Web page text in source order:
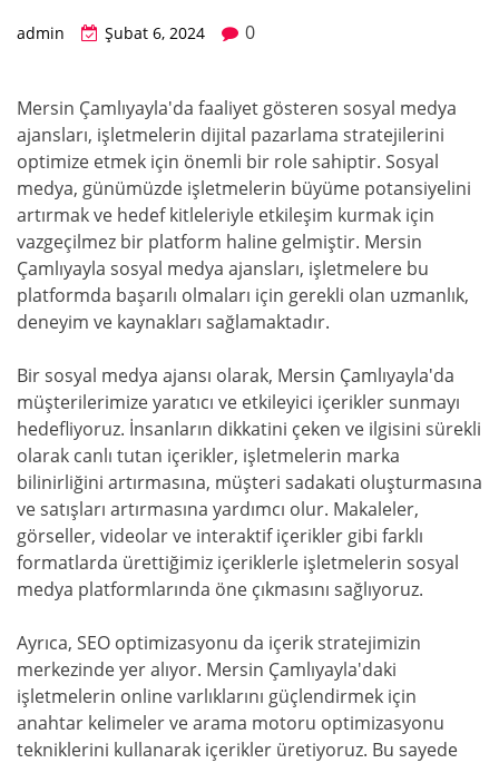
admin Şubat 6, 2024 0
Mersin Çamlıyayla'da faaliyet gösteren sosyal medya
ajansları, işletmelerin dijital pazarlama stratejilerini
optimize etmek için önemli bir role sahiptir. Sosyal
medya, günümüzde işletmelerin büyüme potansiyelini
artırmak ve hedef kitleleriyle etkileşim kurmak için
vazgeçilmez bir platform haline gelmiştir. Mersin
Çamlıyayla sosyal medya ajansları, işletmelere bu
platformda başarılı olmaları için gerekli olan uzmanlık,
deneyim ve kaynakları sağlamaktadır.
Bir sosyal medya ajansı olarak, Mersin Çamlıyayla'da
müşterilerimize yaratıcı ve etkileyici içerikler sunmayı
hedefliyoruz. İnsanların dikkatini çeken ve ilgisini sürekli
olarak canlı tutan içerikler, işletmelerin marka
bilinirliğini artırmasına, müşteri sadakati oluşturmasına
ve satışları artırmasına yardımcı olur. Makaleler,
görseller, videolar ve interaktif içerikler gibi farklı
formatlarda ürettiğimiz içeriklerle işletmelerin sosyal
medya platformlarında öne çıkmasını sağlıyoruz.
Ayrıca, SEO optimizasyonu da içerik stratejimizin
merkezinde yer alıyor. Mersin Çamlıyayla'daki
işletmelerin online varlıklarını güçlendirmek için
anahtar kelimeler ve arama motoru optimizasyonu
tekniklerini kullanarak içerikler üretiyoruz. Bu sayede